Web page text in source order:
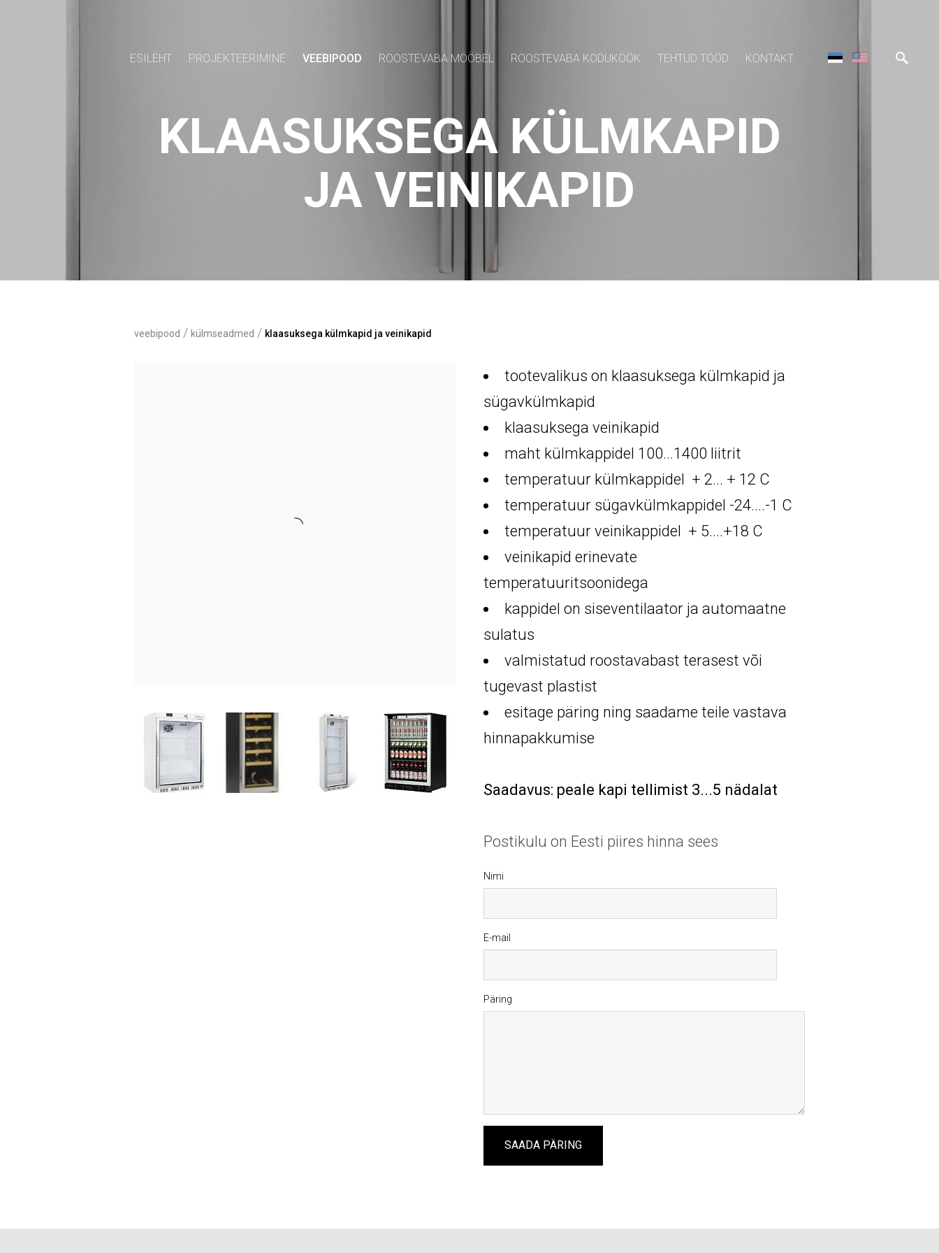
ESILEHT PROJEKTEERIMINE VEEBIPOOD ROOSTEVABA MÖÖBEL ROOSTEVABA KODUKÖÖK TEHTUD TÖÖD KONTAKT
KLAASUKSEGA KÜLMKAPID
JA VEINIKAPID
veebipood / külmseadmed / klaasuksega külmkapid ja veinikapid
tootevalikus on klaasuksega külmkapid ja
sügavkülmkapid
klaasuksega veinikapid
maht külmkappidel 100...1400 liitrit
temperatuur külmkappidel + 2... + 12 C
temperatuur sügavkülmkappidel -24....-1 C
temperatuur veinikappidel + 5....+18 C
veinikapid erinevate
temperatuuritsoonidega
kappidel on siseventilaator ja automaatne
sulatus
valmistatud roostavabast terasest või
tugevast plastist
esitage päring ning saadame teile vastava
hinnapakkumise
Saadavus: peale kapi tellimist 3...5 nädalat
Postikulu on Eesti piires hinna sees
Nimi
E-mail
Päring